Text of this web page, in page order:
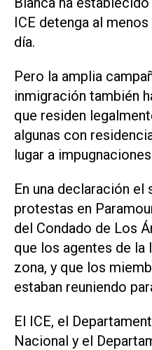
ICE detenga al
día.
Pero la amplia
inmigración también
que residen
algunas con
lugar a
En una declaración el
protestas en
del Condado de Los
que los agentes de la
zona, y que los
estaban reuniendo
El ICE, el
Nacional y el